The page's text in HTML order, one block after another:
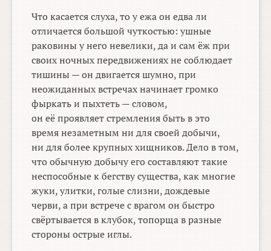
Что касается слуха, то у ежа он едва ли
отличается большой чуткостью: ушные
раковины у него невелики, да и сам ёж при
своих ночных передвижениях не соблюдает
тишины — он двигается шумно, при
неожиданных встречах начинает громко
фыркать и пыхтеть — словом,
он её проявляет стремления быть в это
время незаметным ни для своей добычи,
ни для более крупных хищников. Дело в том,
что обычную добычу его составляют такие
неспособные к бегству существа, как многие
жуки, улитки, голые слизни, дождевые
черви, а при встрече с врагом он быстро
свёртывается в клубок, топорща в разные
стороны острые иглы.